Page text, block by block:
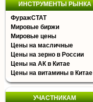
ИНСТРУМЕНТЫ РЫНКА
ФуражСТАТ
Мировые биржи
Мировые цены
Цены на масличные
Цены на зерно в России
Цены на АК в Китае
Цены на витамины в Китае
УЧАСТНИКАМ